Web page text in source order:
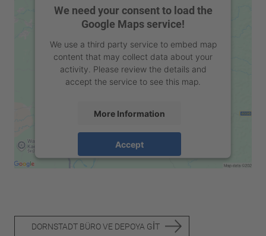
We need your consent to load the
Google Maps service!
We use a third party service to embed map
content that may collect data about your
activity. Please review the details and
accept the service to see this map.
More Information
Accept
powered by
DORNSTADT BÜRO VE DEPOYA GIT